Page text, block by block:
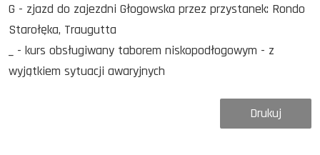
G - zjazd do zajezdni Głogowska przez przystanek: Rondo
Starołęka, Traugutta
_ - kurs obsługiwany taborem niskopodłogowym - z
wyjątkiem sytuacji awaryjnych
Drukuj